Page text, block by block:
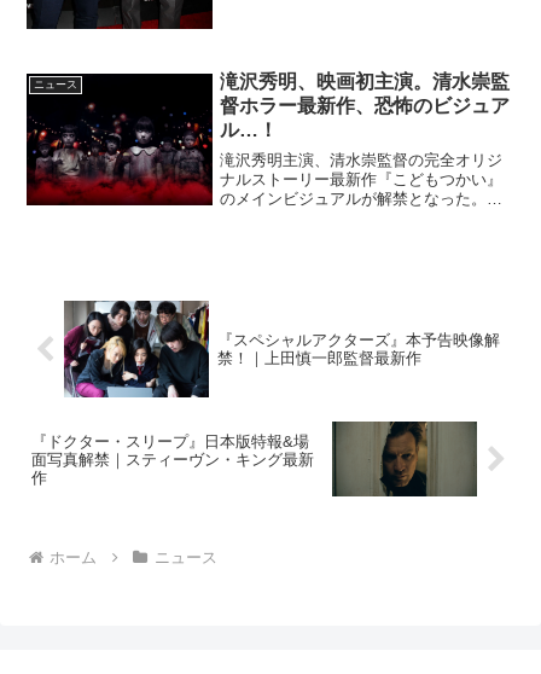
ニュース
滝沢秀明、映画初主演。清水崇監
督ホラー最新作、恐怖のビジュア
ル…！
滝沢秀明主演、清水崇監督の完全オリジ
ナルストーリー最新作『こどもつかい』
のメインビジュアルが解禁となった。白
『スペシャルアクターズ』本予告映像解
禁！｜上田慎一郎監督最新作
『ドクター・スリープ』日本版特報&場
面写真解禁｜スティーヴン・キング最新
作
ホーム ニュース